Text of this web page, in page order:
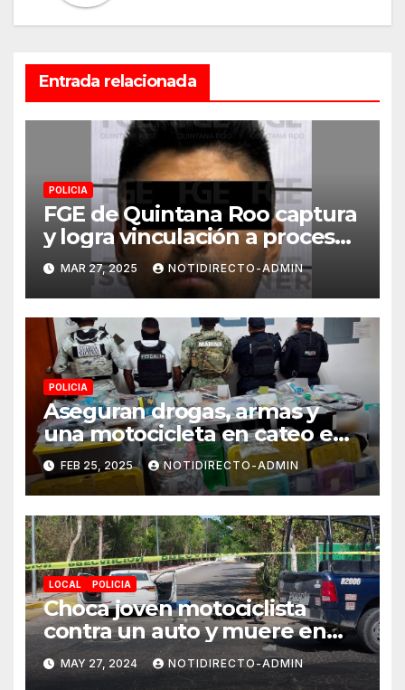
Entrada relacionada
POLICIA
FGE de Quintana Roo captura
y logra vinculación a proceso
para un masculino por
prostitución ajena en Playa
del Carmen
MAR 27, 2025 NOTIDIRECTO-ADMIN
POLICIA
Aseguran drogas, armas y
una motocicleta en cateo en
Solidaridad
FEB 25, 2025 NOTIDIRECTO-ADMIN
LOCAL POLICIA
Choca joven motociclista
contra un auto y muere en
Playa del Carmen; hay una
niña lesionada
MAY 27, 2024 NOTIDIRECTO-ADMIN